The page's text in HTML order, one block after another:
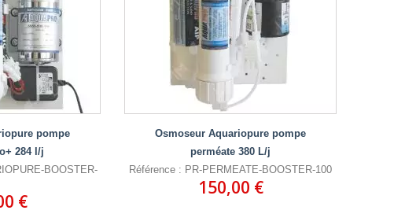
pompe
284 l/j
BOOSTER-
€
Osmoseur Aquariopure pompe
perméate 380 L/j
Référence : PR-PERMEATE-BOOSTER-100
150,00 €